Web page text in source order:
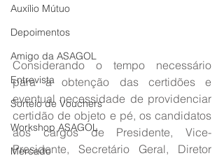
Auxílio Mútuo
Depoimentos
Amigo da ASAGOL
Entrevista
Sorteio de Vouchers
Workshop ASAGOL
Mercado
Considerando o tempo necessário
para a obtenção das certidões e
eventual necessidade de providenciar
certidão de objeto e pé, os candidatos
aos cargos de Presidente, Vice-
Presidente, Secretário Geral, Diretor